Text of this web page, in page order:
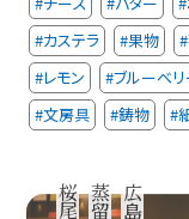
#カステラ
#果物
#レモン
#ブルーベ
#文房具
#鋳物 #